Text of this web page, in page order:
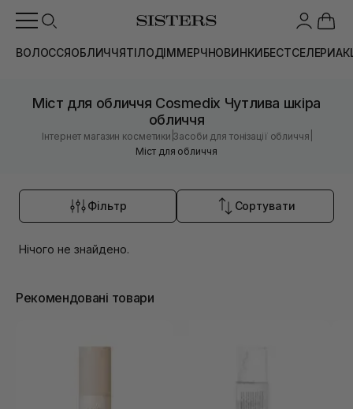
ВОЛОССЯОБЛИЧЧЯТІЛОДІММЕРЧНОВИНКИБЕСТСЕЛЕРИ
Міст для обличчя Cosmedix Чутлива шкіра
обличчя
Інтернет магазин косметики |Засоби для тонізації обличчя
Міст для обличчя
Фільтр Сортувати
Нічого не знайдено.
Рекомендовані товари